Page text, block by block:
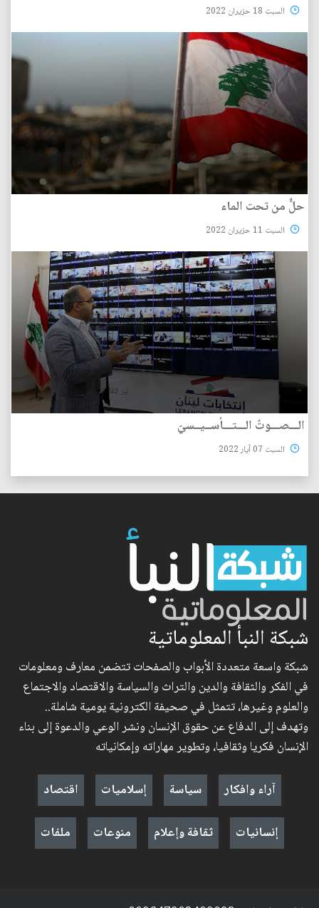
السبت 18 حزيران 2022
حلٌّ من تحت الماء
السبت 11 حزيران 2022
الـــصـــوتُ الـــتـــأســيــسيّ
السبت 07 آيار 2022
شبكة النبأ المعلوماتية
شبكة واسعة متعددة الأبواب والصفحات تتضمن معارف ومعلومات
في الفكر والثقافة والدين والتراث والسياسة والاقتصاد والاجتماع
والعلوم وغيرها، تتمثل في صحيفة الكترونية يومية شاملة..
وتهدف إلى الدفاع عن حقوق الإنسان ونشر الوعي والدعوة إلى بناء
الإنسان فكريا وثقافيا، وتطوير مهاراته وإمكانياته
آراء وافكار
سياسة إسلاميات
اقتصاد
إنسانيات
ثقافة وإعلام منوعات ملفات